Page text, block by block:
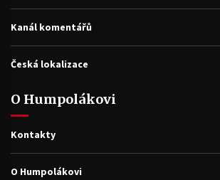
Kanál komentářů
Česká lokalizace
O Humpolákovi
Kontakty
O Humpolákovi